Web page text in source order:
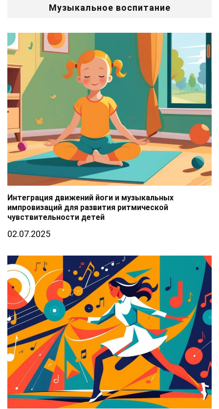
Музыкальное воспитание
Интеграция движений йоги и музыкальных
импровизаций для развития ритмической
чувствительности детей
02.07.2025